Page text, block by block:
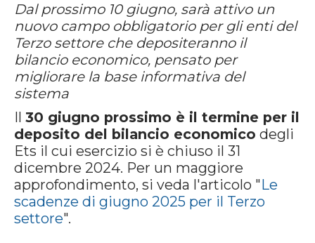
Dal prossimo 10 giugno, sarà attivo un
nuovo campo obbligatorio per gli enti del
Terzo settore che depositeranno il
bilancio economico, pensato per
migliorare la base informativa del
sistema
Il 30 giugno prossimo è il termine per il
deposito del bilancio economico degli
Ets il cui esercizio si è chiuso il 31
dicembre 2024. Per un maggiore
approfondimento, si veda l'articolo "Le
scadenze di giugno 2025 per il Terzo
settore".